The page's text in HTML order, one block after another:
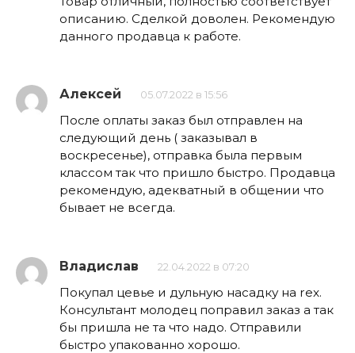
описанию. Сделкой доволен. Рекомендую
данного продавца к работе.
Алексей 05.07.2022 в 15:56
После оплаты заказ был отправлен на
следующий день ( заказывал в
воскресенье), отправка была первым
классом так что пришло быстро. Продавца
рекомендую, адекватный в общении что
бывает не всегда.
Владислав 22.04.2022 в 07:20
Покупал цевье и дульную насадку на rex.
Консультант молодец поправил заказ а так
бы пришла не та что надо. Отправили
быстро упакованно хорошо.